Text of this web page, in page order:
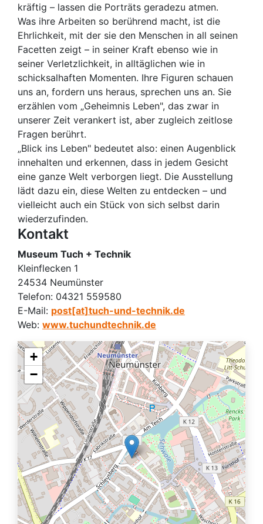
kräftig – lassen die Porträts geradezu atmen.
Was ihre Arbeiten so berührend macht, ist die
Ehrlichkeit, mit der sie den Menschen in all seinen
Facetten zeigt – in seiner Kraft ebenso wie in
seiner Verletzlichkeit, in alltäglichen wie in
schicksalhaften Momenten. Ihre Figuren schauen
uns an, fordern uns heraus, sprechen uns an. Sie
erzählen vom „Geheimnis Leben", das zwar in
unserer Zeit verankert ist, aber zugleich zeitlose
Fragen berührt.
„Blick ins Leben" bedeutet also: einen Augenblick
innehalten und erkennen, dass in jedem Gesicht
eine ganze Welt verborgen liegt. Die Ausstellung
lädt dazu ein, diese Welten zu entdecken – und
vielleicht auch ein Stück von sich selbst darin
wiederzufinden.
Kontakt
Museum Tuch + Technik
Kleinflecken 1
24534 Neumünster
Telefon: 04321 559580
E-Mail: post[at]tuch-und-technik.de
Web: www.tuchundtechnik.de
+
−